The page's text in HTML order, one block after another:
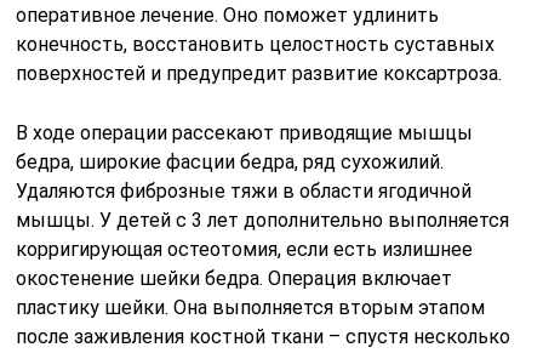
оперативное лечение. Оно поможет удлинить
конечность, восстановить целостность суставных
поверхностей и предупредит развитие коксартроза.
В ходе операции рассекают приводящие мышцы
бедра, широкие фасции бедра, ряд сухожилий.
Удаляются фиброзные тяжи в области ягодичной
мышцы. У детей с 3 лет дополнительно выполняется
корригирующая остеотомия, если есть излишнее
окостенение шейки бедра. Операция включает
пластику шейки. Она выполняется вторым этапом
после заживления костной ткани – спустя несколько